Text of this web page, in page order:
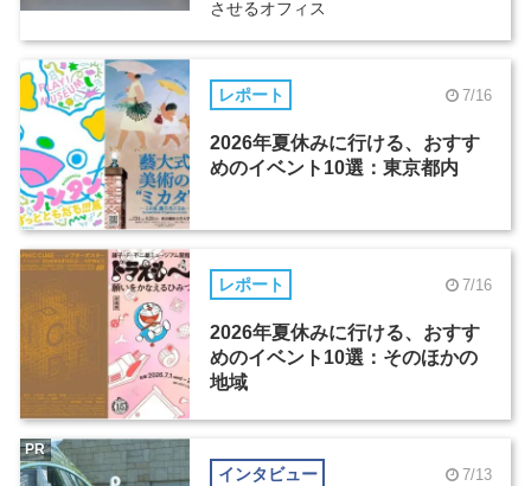
させるオフィス
レポート 7/16
2026年夏休みに行ける、おすす
めのイベント10選：東京都内
レポート 7/16
2026年夏休みに行ける、おすす
めのイベント10選：そのほかの
地域
インタビュー 7/13
PR